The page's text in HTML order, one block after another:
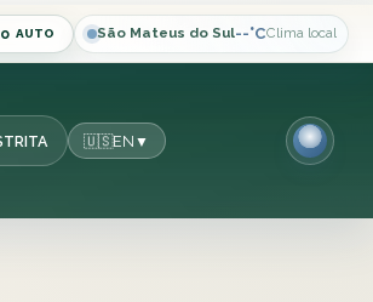
AUTO São Mateus do Sul--°CClima local
🇺🇸EN ▼